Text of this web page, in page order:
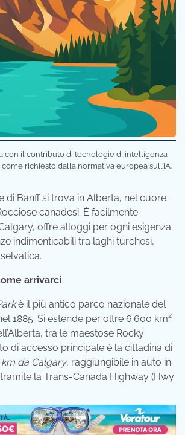
con il contributo di tecnologie di intelligenza
richiesto dalla normativa europea sull’IA.
di Banff si trova in Alberta, nel cuore
canadesi. È facilmente
offre alloggi per ogni esigenza
indimenticabili tra laghi turchesi,
arrivarci
è il più antico parco nazionale del
1885. Si estende per oltre 6.600 km²
tra le maestose Rocky
di accesso principale è la cittadina di
km da Calgary, raggiungibile in auto in
la Trans-Canada Highway (Hwy